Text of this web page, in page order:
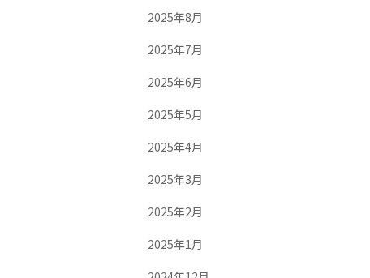
2025年8月
2025年7月
2025年6月
2025年5月
2025年4月
2025年3月
2025年2月
2025年1月